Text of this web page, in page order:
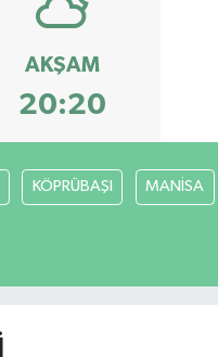
AKŞAM
20:20
KÖPRÜBAŞI MANİSA